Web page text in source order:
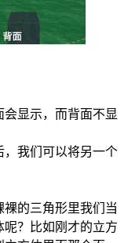
显示，而背面不显
，我们可以将另一个
的三角形里我们当
？比如刚才的立方